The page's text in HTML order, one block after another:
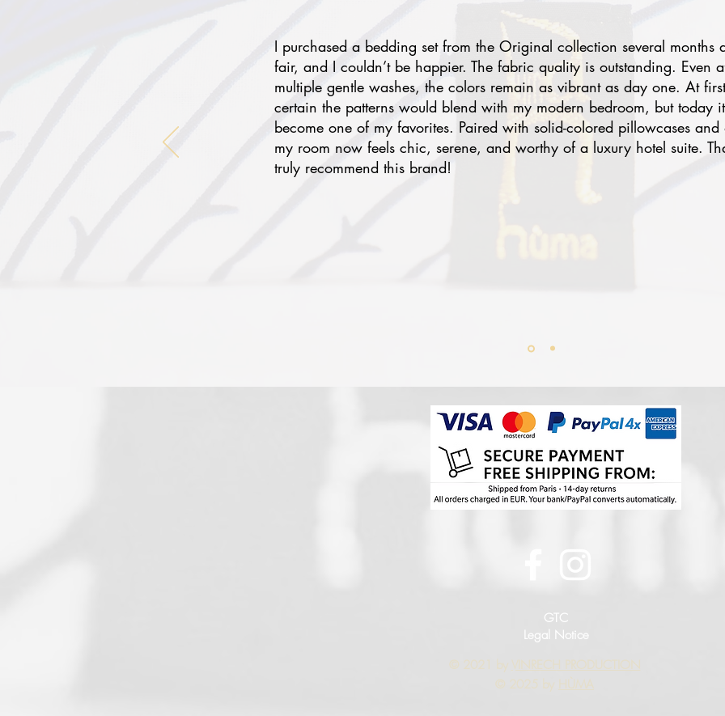
I purchased a bedding set from the Original collection several months
fair, and I couldn’t be happier. The fabric quality is outstanding. Even
multiple gentle washes, the colors remain as vibrant as day one. At
certain the patterns would blend with my modern bedroom, but today
become one of my favorites. Paired with solid-colored pillowcases and
my room now feels chic, serene, and worthy of a luxury hotel suite.
truly recommend this brand!
GTC
Legal Notice
© 2021 by VINRECH PRODUCTION
© 2025 by
HÙMA